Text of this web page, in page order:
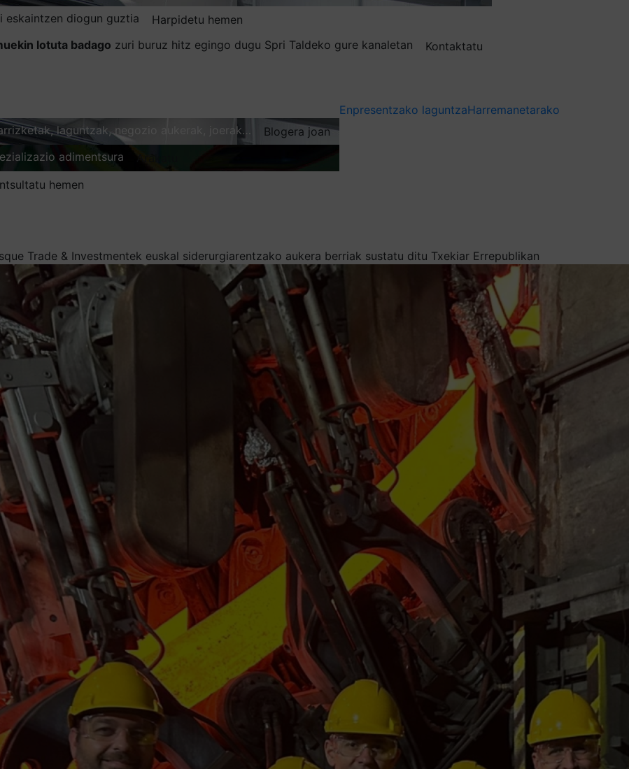
eskaintzen diogun guztia
Harpidetu hemen
lotuta badago zuri buruz hitz egingo dugu Spri Taldeko gure kanaletan
Kontaktatu
laguntzak, negozio aukerak, joerak…
Blogera joan
adimentsura
hemen
Enpresentzako laguntzaHarremanetarako
Trade & Investmentek euskal siderurgiarentzako aukera berriak sustatu ditu Txekiar Errepublikan